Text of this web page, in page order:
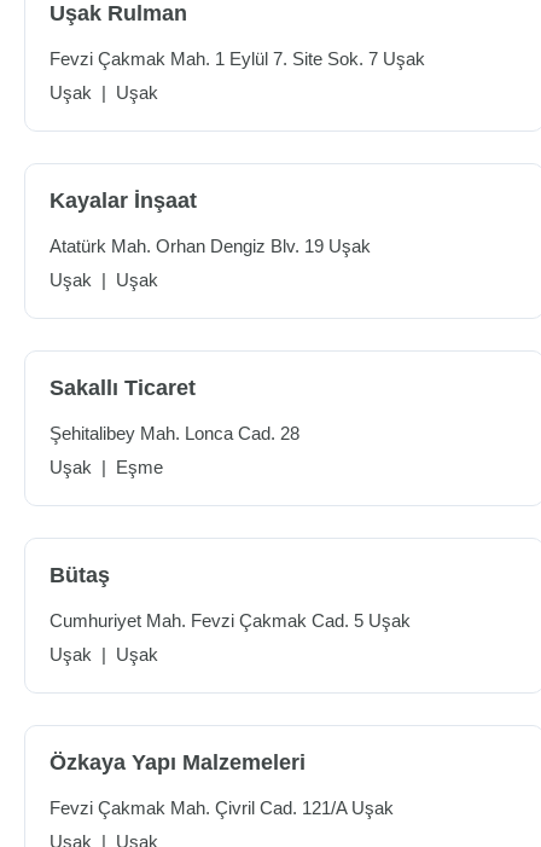
Uşak Rulman
Fevzi Çakmak Mah. 1 Eylül 7. Site Sok. 7 Uşak
Uşak | Uşak
Kayalar İnşaat
Atatürk Mah. Orhan Dengiz Blv. 19 Uşak
Uşak | Uşak
Sakallı Ticaret
Şehitalibey Mah. Lonca Cad. 28
Uşak | Eşme
Bütaş
Cumhuriyet Mah. Fevzi Çakmak Cad. 5 Uşak
Uşak | Uşak
Özkaya Yapı Malzemeleri
Fevzi Çakmak Mah. Çivril Cad. 121/A Uşak
Uşak | Uşak